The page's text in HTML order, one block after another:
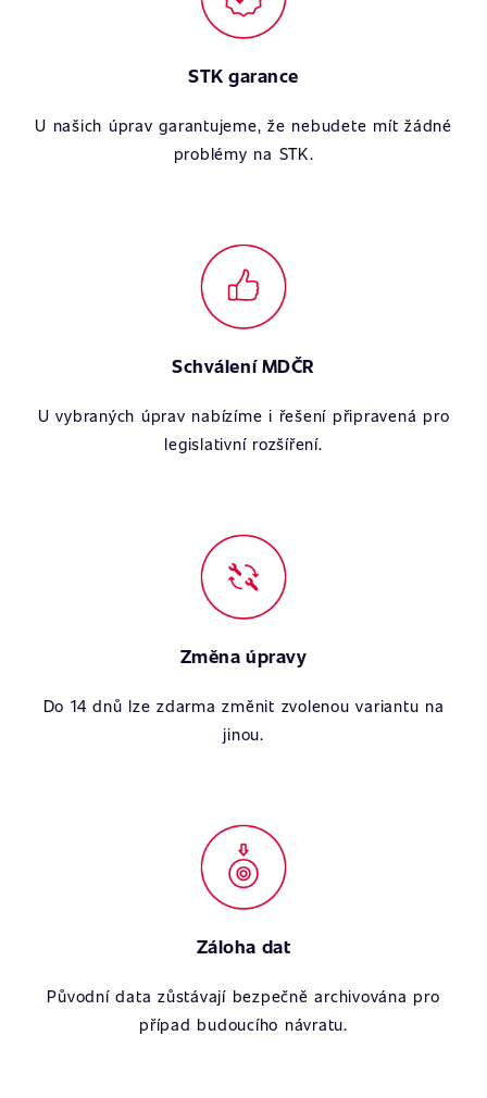
STK garance
U našich úprav garantujeme, že nebudete mít žádné
problémy na STK.
Schválení MDČR
U vybraných úprav nabízíme i řešení připravená pro
legislativní rozšíření.
Změna úpravy
Do 14 dnů lze zdarma změnit zvolenou variantu na
jinou.
Záloha dat
Původní data zůstávají bezpečně archivována pro
případ budoucího návratu.